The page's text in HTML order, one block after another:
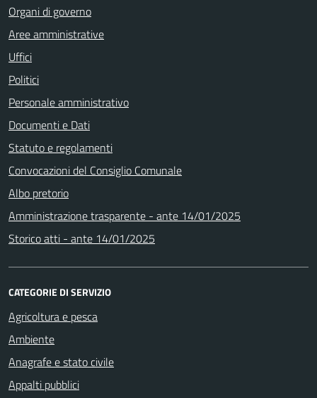
Organi di governo
Aree amministrative
Uffici
Politici
Personale amministrativo
Documenti e Dati
Statuto e regolamenti
Convocazioni del Consiglio Comunale
Albo pretorio
Amministrazione trasparente - ante 14/01/2025
Storico atti - ante 14/01/2025
CATEGORIE DI SERVIZIO
Agricoltura e pesca
Ambiente
Anagrafe e stato civile
Appalti pubblici